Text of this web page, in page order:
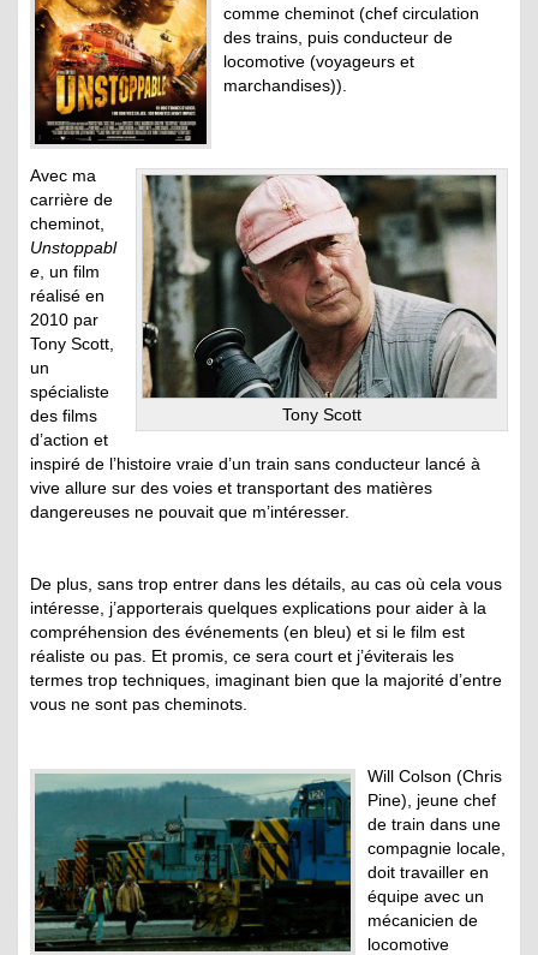
comme cheminot (chef circulation
des trains, puis conducteur de
locomotive (voyageurs et
marchandises)).
Tony Scott
Avec ma
carrière de
cheminot,
Unstoppabl
e , un film
réalisé en
2010 par
Tony Scott,
un
spécialiste
des films
d’action et
inspiré de l’histoire vraie d’un train sans conducteur lancé à
vive allure sur des voies et transportant des matières
dangereuses ne pouvait que m’intéresser.
De plus, sans trop entrer dans les détails, au cas où cela vous
intéresse, j’apporterais quelques explications pour aider à la
compréhension des événements (en bleu) et si le film est
réaliste ou pas. Et promis, ce sera court et j’éviterais les
termes trop techniques, imaginant bien que la majorité d’entre
vous ne sont pas cheminots.
Will Colson (Chris
Pine), jeune chef
de train dans une
compagnie locale,
doit travailler en
équipe avec un
mécanicien de
locomotive